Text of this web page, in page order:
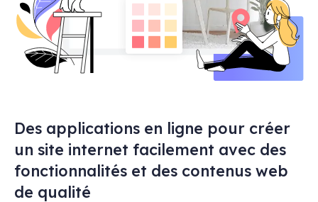
Des applications en ligne pour créer
un site internet facilement avec des
fonctionnalités et des contenus web
de qualité